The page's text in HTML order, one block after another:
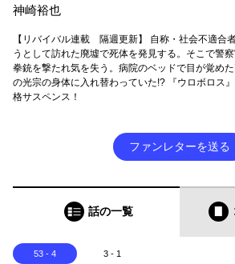
神崎裕也
【リバイバル連載 隔週更新】 自称・社会不適合
うとして訪れた廃墟で死体を発見する。そこで警
拳銃を撃たれ気を失う。病院のベッドで目が覚め
の光宗の身体に入れ替わっていた!? 『ウロボロス
格サスペンス！
ファンレターを送る
話の一覧
53 - 4 3 - 1